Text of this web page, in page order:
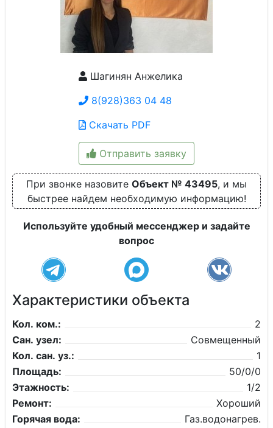
Шагинян Анжелика
8(928)363 04 48
Скачать PDF
Отправить заявку
При звонке назовите Объект № 43495, и мы
быстрее найдем необходимую информацию!
Используйте удобный мессенджер и задайте
вопрос
Характеристики объекта
Кол. ком.:
2
Сан. узел:
Совмещенный
Кол. сан. уз.:
1
Площадь:
50/0/0
Этажность:
1/2
Ремонт:
Хороший
Горячая вода:
Газ.водонагрев.